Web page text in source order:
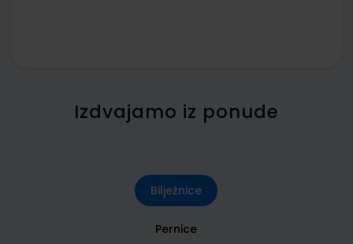
Izdvajamo iz ponude
Bilježnice
Pernice